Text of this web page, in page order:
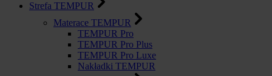
Strefa TEMPUR
Materace TEMPUR
TEMPUR Pro
TEMPUR Pro Plus
TEMPUR Pro Luxe
Nakładki TEMPUR